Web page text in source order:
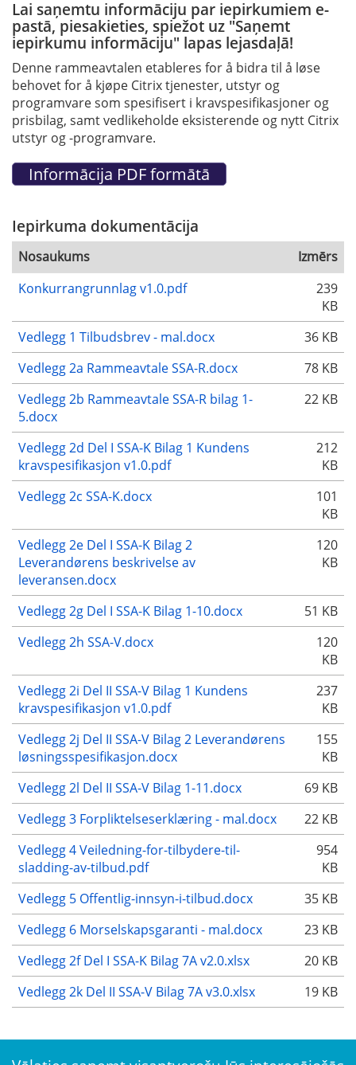
Lai saņemtu informāciju par iepirkumiem e-
pastā, piesakieties, spiežot uz "Saņemt
iepirkumu informāciju" lapas lejasdaļā!
Denne rammeavtalen etableres for å bidra til å løse
behovet for å kjøpe Citrix tjenester, utstyr og
programvare som spesifisert i kravspesifikasjoner og
prisbilag, samt vedlikeholde eksisterende og nytt Citrix
utstyr og -programvare.
Iepirkuma dokumentācija
Nosaukums
Izmērs
Konkurrangrunnlag v1.0.pdf
239
KB
Vedlegg 1 Tilbudsbrev - mal.docx
36 KB
Vedlegg 2a Rammeavtale SSA-R.docx
78 KB
Vedlegg 2b Rammeavtale SSA-R bilag 1-
5.docx
22 KB
Vedlegg 2d Del I SSA-K Bilag 1 Kundens
kravspesifikasjon v1.0.pdf
212
KB
Vedlegg 2c SSA-K.docx
101
KB
Vedlegg 2e Del I SSA-K Bilag 2
Leverandørens beskrivelse av
leveransen.docx
120
KB
Vedlegg 2g Del I SSA-K Bilag 1-10.docx
51 KB
Vedlegg 2h SSA-V.docx
120
KB
Vedlegg 2i Del II SSA-V Bilag 1 Kundens
kravspesifikasjon v1.0.pdf
237
KB
Vedlegg 2j Del II SSA-V Bilag 2 Leverandørens
løsningsspesifikasjon.docx
155
KB
Vedlegg 2l Del II SSA-V Bilag 1-11.docx
69 KB
Vedlegg 3 Forpliktelseserklæring - mal.docx
22 KB
Vedlegg 4 Veiledning-for-tilbydere-til-
sladding-av-tilbud.pdf
954
KB
Vedlegg 5 Offentlig-innsyn-i-tilbud.docx
35 KB
Vedlegg 6 Morselskapsgaranti - mal.docx
23 KB
Vedlegg 2f Del I SSA-K Bilag 7A v2.0.xlsx
20 KB
Vedlegg 2k Del II SSA-V Bilag 7A v3.0.xlsx
19 KB